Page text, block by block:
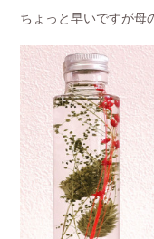
ちょっと早いですが母